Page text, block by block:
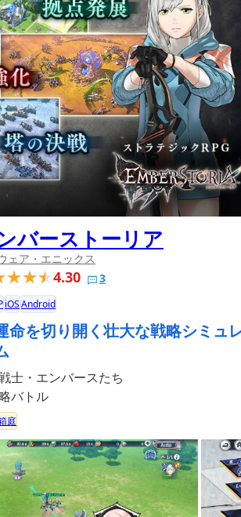
バーストーリア
ェア・エニックス
4.30 3
iOSAndroid
命を切り開く壮大な戦略シミュ
士・エンバースたち
バトル
庭